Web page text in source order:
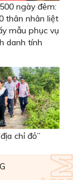
ngày đêm:
thân nhân liệt
mẫu phục vụ
danh tính
chỉ đỏ”